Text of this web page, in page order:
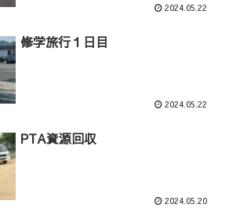
2024.05.22
修学旅行１日目
2024.05.22
PTA資源回収
2024.05.20